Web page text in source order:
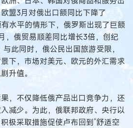
盟3月对俄出口额同比下降了
水平的情形下，俄罗斯出现了巨额
，俄贸易顺差同比增长3倍，创纪
此同时，俄公民出国旅游受限，
下，市场对美元、欧元的外汇需求
升值。
，不仅降低俄产品出口竞争力，还
减少。为此，俄联邦政府、央行以
极采取措施促使卢布回到“舒适空